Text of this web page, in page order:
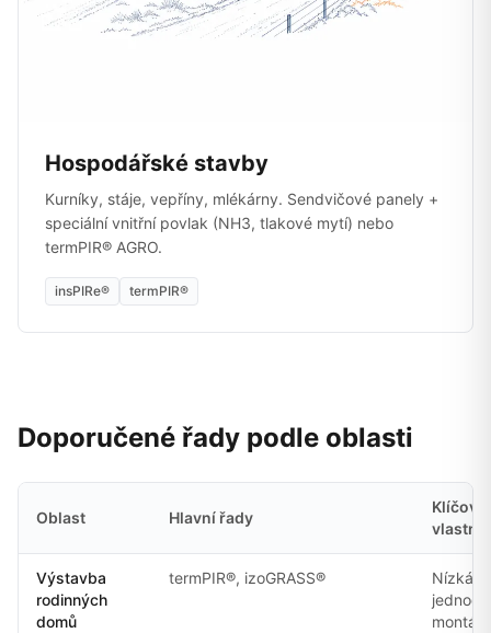
Hospodářské stavby
Kurníky, stáje, vepříny, mlékárny. Sendvičové panely +
speciální vnitřní povlak (NH3, tlakové mytí) nebo
termPIR® AGRO.
insPIRe® termPIR®
Doporučené řady podle oblasti
Oblast Hlavní řady
Klíčová
Výstavba
rodinných
domů
termPIR®, izoGRASS® Nízká λ
montáž